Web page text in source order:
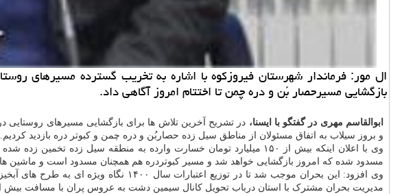
بازگشایی مسیرحصار بُن و دره چمن تا اختتام امروز آگاهی داد.
ابوالقاسم مهری در گفتگو با ایسنا، در تشریح آخرین تلاش ها برای بازگشایی مسیرهای
و بروز سیلاب به اتفاق مسئولان از مناطق سیل زده حصاربُن و دره چمن و کبوتر دره بازدید
مسدود شده که امروز بازگشایی خواهد شد و مسیر کبوتردره هم همچنان مسدود است و ماشین
وی افزود: این بحران موجب شد تا در
مدیریت بحران مشترک با استان درباب تحویل کانال سیمین دشت به عروس پران با مسافت بیش از ۲۵ کیلومتر از تولیت شرکت آب منطقه ای استان سمنان به استان تهران تصمیمات و تمهیدات لازم اتخاذ